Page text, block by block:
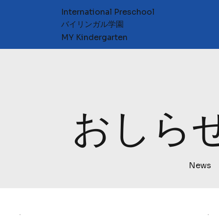
International Preschool
​バイリンガル学園
MY Kindergarten
おしら
News